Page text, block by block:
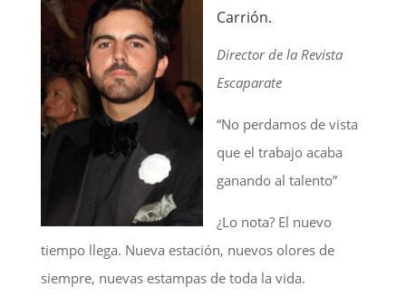
Carrión.
Director de la Revista
Escaparate
“No perdamos de vista
que el trabajo acaba
ganando al talento”
¿Lo nota? El nuevo
tiempo llega. Nueva estación, nuevos olores de
siempre, nuevas estampas de toda la vida.